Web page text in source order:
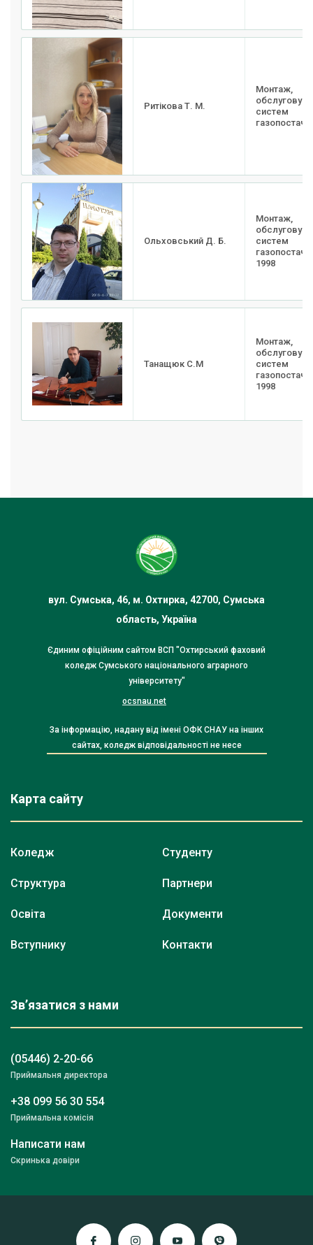
Ритікова Т. М.
Монтаж,
систем
Ольховський Д. Б.
Монтаж,
систем
1998
Танащюк С.М
Монтаж,
систем
1998
вул. Сумська, 46, м. Охтирка, 42700, Сумська
область, Україна
Єдиним офіційним сайтом ВСП "Охтирський фаховий
коледж Сумського національного аграрного
університету"
ocsnau.net
За інформацію, надану від імені ОФК СНАУ на інших
сайтах, коледж відповідальності не несе
Карта сайту
Коледж
Структура
Освіта
Вступнику
Студенту
Партнери
Документи
Контакти
Зв’язатися з нами
(05446) 2-20-66
Приймальня директора
+38 099 56 30 554
Приймальна комісія
Написати нам
Скринька довіри